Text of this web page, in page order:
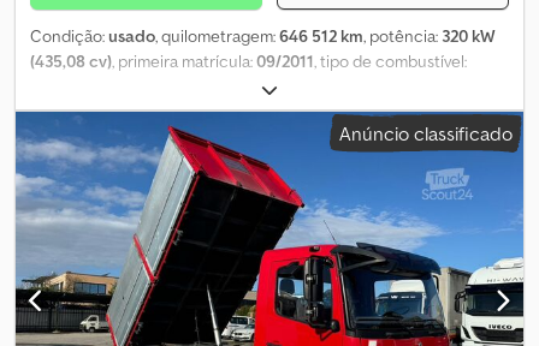
Condição:usado, quilometragem:646 512 km, potência: 320 kW
(435,08 cv), primeira matrícula:09/2011, tipo de combustível:
, peso máximo de carga:
peso total:18 000 kg, tamanho do pneu:315/80R22,5,
configuração de eixo:4x2 , distância entre eixos:3 800 mm, cor:
azul, cabina do condutor:cabina-cama
automático, classe de emissão:Euro 5 aço-ar,
comprimento total:6 400 mm , número de lugares:2,
Equipamento:ABS, ar condicionado, grua, hidráulica, Cavalo
mecânico com guindaste de carga em ótimo estado técnico e
visual. Leasing com opção de compra sem entrada: €1.499/mês
por 72 meses com parcela final para conjunto completo.
Guindaste posicionado atrás da cabine, também disponível com
Anúncio classificado